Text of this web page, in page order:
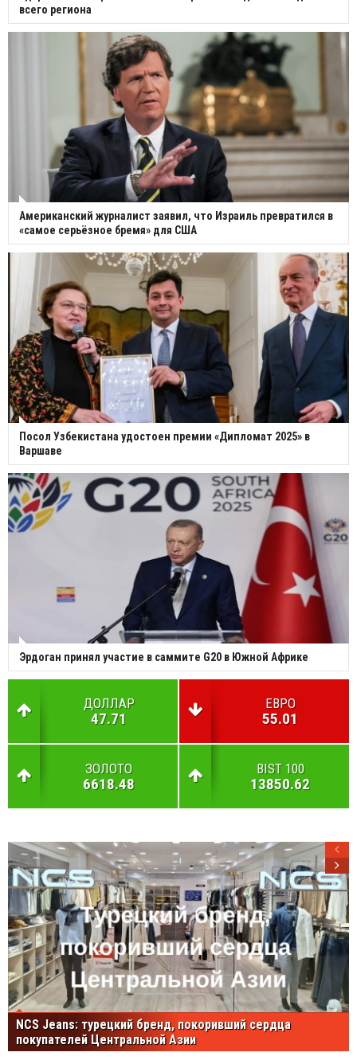
всего региона
Американский журналист заявил, что Израиль превратился в
«самое серьёзное бремя» для США
Посол Узбекистана удостоен премии «Дипломат 2025» в
Варшаве
Эрдоган принял участие в саммите G20 в Южной Африке
ДОЛЛАР
47.71
ЕВРО
55.01
ЗОЛОТО
6618.48
BIST 100
13850.62
NCS Jeans: турецкий бренд, покоривший сердца
покупателей Центральной Азии